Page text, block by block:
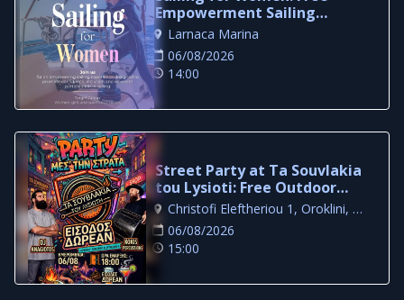
Empowerment Sailing
Experience in Larnaca
Larnaca Marina
06/08/2026
14:00
Street Party at Ta Souvlakia
tou Lysioti: Free Outdoor
Night in Larnaca
Christofi Eleftheriou 1, Oroklini, Larnaca
06/08/2026
15:00